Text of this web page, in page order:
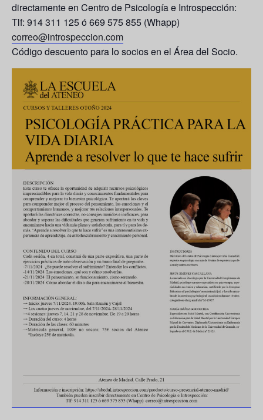
directamente en Centro de Psicología e Introspección:
Tlf: 914 311 125 ó 669 575 855 (Whapp)
correo@introspeccion.com
Código descuento para lo socios en el Área del Socio.